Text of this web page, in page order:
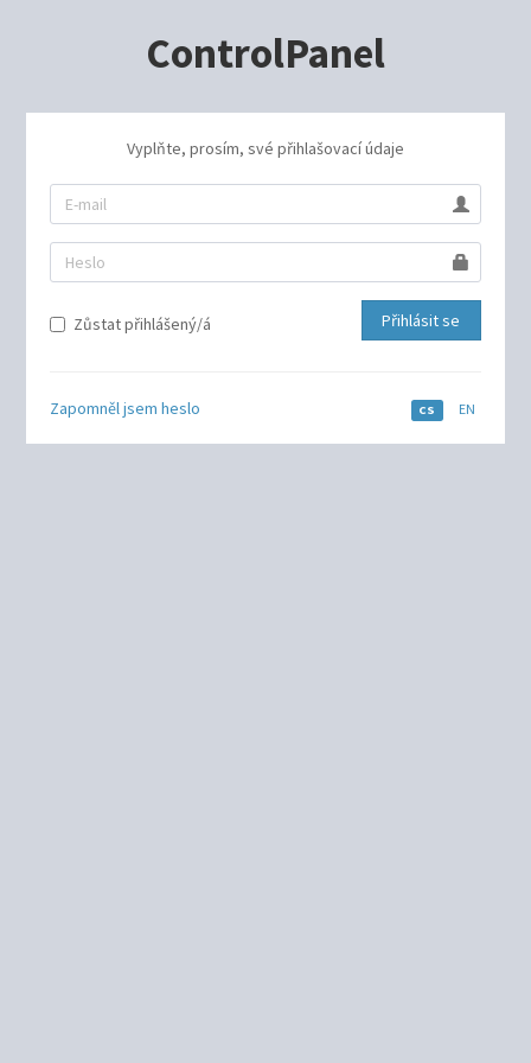
ControlPanel
Vyplňte, prosím, své přihlašovací údaje
Zůstat přihlášený/á Přihlásit se
Zapomněl jsem heslo CS EN